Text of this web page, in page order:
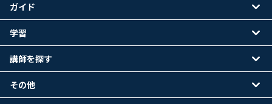
ガイド
学習
講師を探す
その他